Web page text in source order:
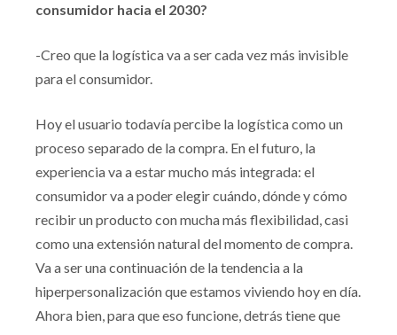
consumidor hacia el 2030?
-Creo que la logística va a ser cada vez más invisible
para el consumidor.
Hoy el usuario todavía percibe la logística como un
proceso separado de la compra. En el futuro, la
experiencia va a estar mucho más integrada: el
consumidor va a poder elegir cuándo, dónde y cómo
recibir un producto con mucha más flexibilidad, casi
como una extensión natural del momento de compra.
Va a ser una continuación de la tendencia a la
hiperpersonalización que estamos viviendo hoy en día.
Ahora bien, para que eso funcione, detrás tiene que